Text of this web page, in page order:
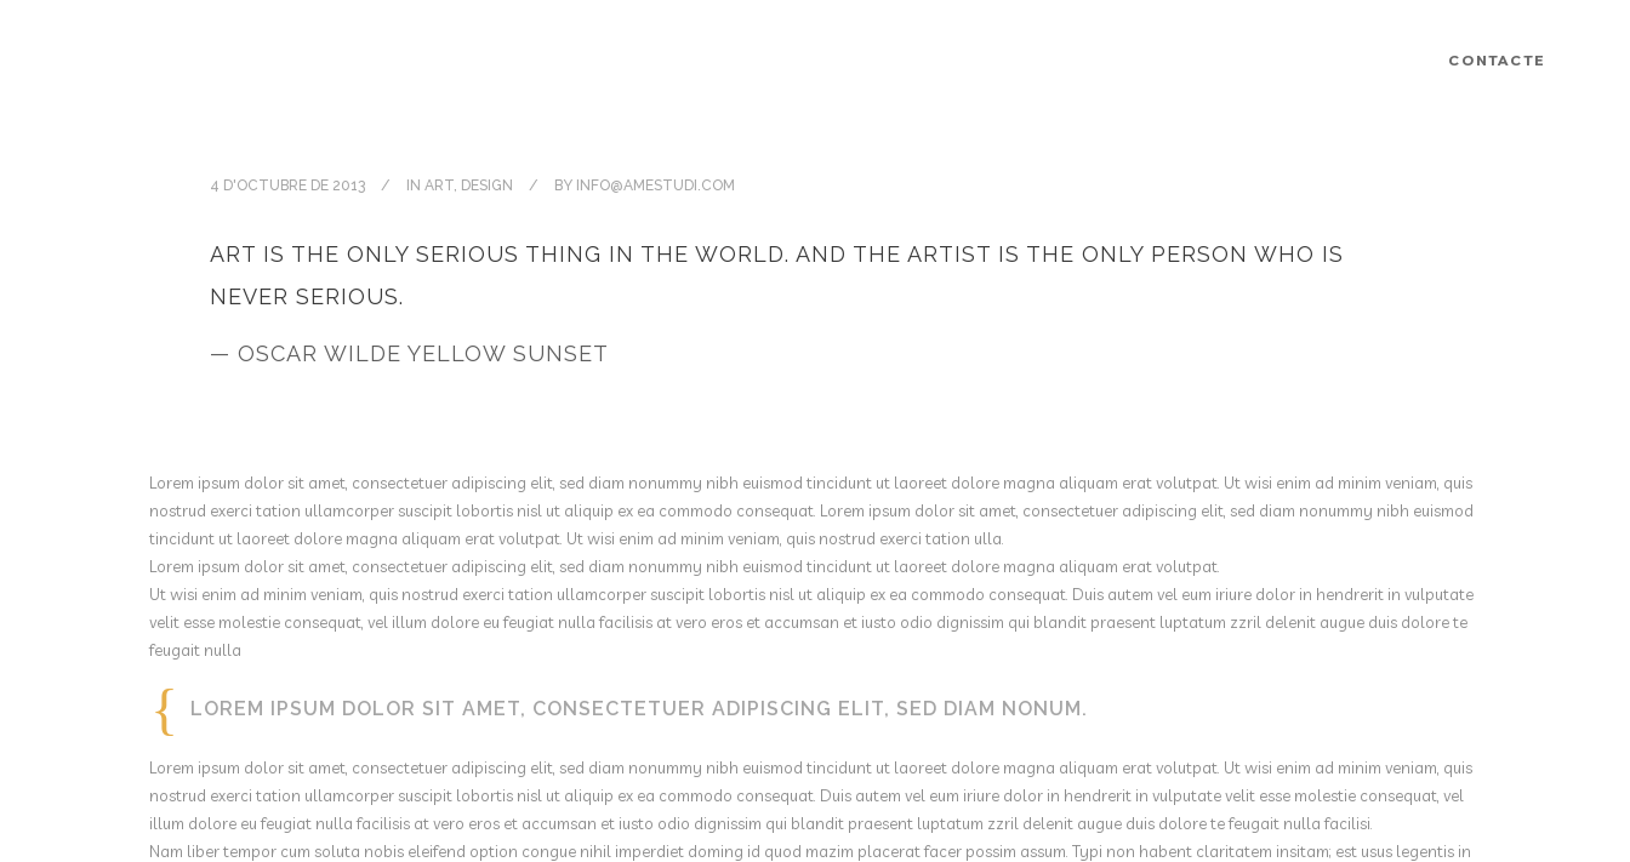
CONTACTE
4 D'OCTUBRE DE 2013 IN ART, DESIGN BY INFO@AMESTUDI.COM
ART IS THE ONLY SERIOUS THING IN THE WORLD. AND THE ARTIST IS THE ONLY PERSON WHO IS
NEVER SERIOUS.
— OSCAR WILDE YELLOW SUNSET
Lorem ipsum dolor sit amet, consectetuer adipiscing elit, sed diam nonummy nibh euismod tincidunt ut laoreet dolore magna aliquam erat volutpat. Ut wisi enim ad minim veniam, quis
nostrud exerci tation ullamcorper suscipit lobortis nisl ut aliquip ex ea commodo consequat. Lorem ipsum dolor sit amet, consectetuer adipiscing elit, sed diam nonummy nibh euismod
tincidunt ut laoreet dolore magna aliquam erat volutpat. Ut wisi enim ad minim veniam, quis nostrud exerci tation ulla.
Lorem ipsum dolor sit amet, consectetuer adipiscing elit, sed diam nonummy nibh euismod tincidunt ut laoreet dolore magna aliquam erat volutpat.
Ut wisi enim ad minim veniam, quis nostrud exerci tation ullamcorper suscipit lobortis nisl ut aliquip ex ea commodo consequat. Duis autem vel eum iriure dolor in hendrerit in vulputate
velit esse molestie consequat, vel illum dolore eu feugiat nulla facilisis at vero eros et accumsan et iusto odio dignissim qui blandit praesent luptatum zzril delenit augue duis dolore te
feugait nulla
LOREM IPSUM DOLOR SIT AMET, CONSECTETUER ADIPISCING ELIT, SED DIAM NONUM.
Lorem ipsum dolor sit amet, consectetuer adipiscing elit, sed diam nonummy nibh euismod tincidunt ut laoreet dolore magna aliquam erat volutpat. Ut wisi enim ad minim veniam, quis
nostrud exerci tation ullamcorper suscipit lobortis nisl ut aliquip ex ea commodo consequat. Duis autem vel eum iriure dolor in hendrerit in vulputate velit esse molestie consequat, vel
illum dolore eu feugiat nulla facilisis at vero eros et accumsan et iusto odio dignissim qui blandit praesent luptatum zzril delenit augue duis dolore te feugait nulla facilisi.
Nam liber tempor cum soluta nobis eleifend option congue nihil imperdiet doming id quod mazim placerat facer possim assum. Typi non habent claritatem insitam; est usus legentis in